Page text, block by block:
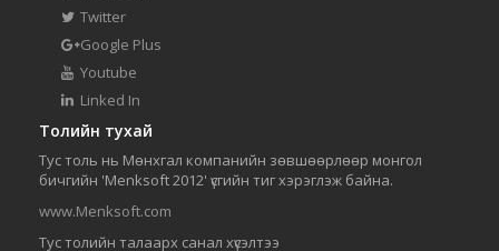
Twitter
Google Plus
Youtube
Linked In
Толийн тухай
Тус толь нь Мөнхгал компанийн зөвшөөрлөөр монгол
бичгийн 'Menksoft 2012' үсгийн тиг хэрэглэж байна.
www.Menksoft.com
Тус толийн талаарх санал хүсэлтээ